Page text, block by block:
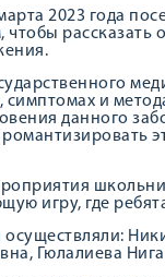
2023 года
чтобы
и
данного
игру, где
Гюлалиева